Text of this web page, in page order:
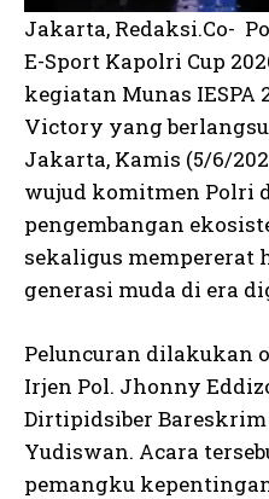
Jakarta, Redaksi.Co-
E-Sport Kapolri Cup
kegiatan Munas IESPA
Victory yang
Jakarta, Kamis (5/6/
wujud komitmen Polri
pengembangan
sekaligus mempererat
generasi muda di era
Peluncuran dilakukan
Irjen Pol. Jhonny
Dirtipidsiber
Yudiswan. Acara
pemangku